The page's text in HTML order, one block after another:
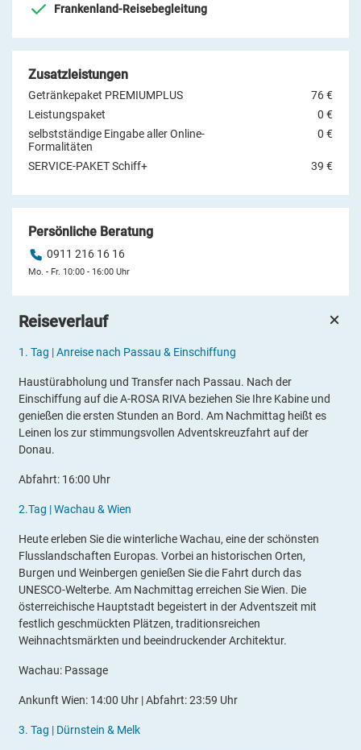
Reiseverlauf
1. Tag |Anreise nach Passau & Einschiffung
Haustürabholung und Transfer nach Passau. Nach der
Einschiffung auf die A-ROSA RIVA beziehen Sie Ihre Kabine und
genießen die ersten Stunden an Bord. Am Nachmittag heißt es
Leinen los zur stimmungsvollen Adventskreuzfahrt auf der
Donau.
Abfahrt: 16:00 Uhr
2.Tag |Wachau & Wien
Heute erleben Sie die winterliche Wachau, eine der schönsten
Flusslandschaften Europas. Vorbei an historischen Orten,
Burgen und Weinbergen genießen Sie die Fahrt durch das
UNESCO-Welterbe. Am Nachmittag erreichen Sie Wien. Die
österreichische Hauptstadt begeistert in der Adventszeit mit
festlich geschmückten Plätzen, traditionsreichen
Weihnachtsmärkten und beeindruckender Architektur.
Wachau: Passage
Ankunft Wien: 14:00 Uhr | Abfahrt: 23:59 Uhr
3. Tag | Dürnstein & Melk
Frankenland-Reisebegleitung
Zusatzleistungen
Getränkepaket PREMIUMPLUS
76 €
Leistungspaket
0 €
selbstständige Eingabe aller Online-
Formalitäten
0 €
SERVICE-PAKET Schiff+ 39 €
Persönliche Beratung
0911 216 16 16
Mo. - Fr. 10:00 - 16:00 Uhr